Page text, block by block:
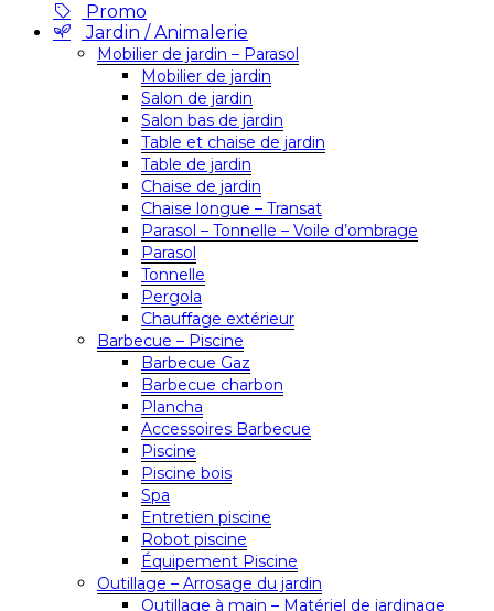
Promo
Jardin / Animalerie
Mobilier de jardin – Parasol
Mobilier de jardin
Salon de jardin
Salon bas de jardin
Table et chaise de jardin
Table de jardin
Chaise de jardin
Chaise longue – Transat
Parasol – Tonnelle – Voile d’ombrage
Parasol
Tonnelle
Pergola
Chauffage extérieur
Barbecue – Piscine
Barbecue Gaz
Barbecue charbon
Plancha
Accessoires Barbecue
Piscine
Piscine bois
Spa
Entretien piscine
Robot piscine
Équipement Piscine
Outillage – Arrosage du jardin
Outillage à main – Matériel de jardinage